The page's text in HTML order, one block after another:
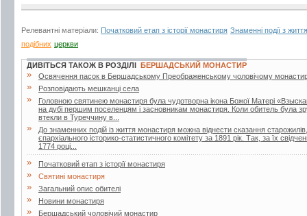
Релевантні матеріали: Початковий етап з історії монастиря Знаменні події з
подібних церкви
ДИВІТЬСЯ ТАКОЖ В РОЗДІЛІ БЕРШАДСЬКИЙ МОНАСТИР
» Освячення пасок в Бершадському Преображенському чоловічому
» Розповідають мешканці села
»
Головною святинею монастиря була чудотворна ікона Божої Матері
на дубі першим поселенцям і засновникам монастиря. Коли обитель була
втекли в Туреччину в...
»
До знаменних подій із життя монастиря можна віднести сказання
єпархіального історико-статистичного комітету за 1891 рік. Так, за їх
1774 році...
» Початковий етап з історії монастиря
» Святині монастиря
» Загальний опис обителі
» Новини монастиря
»
Бершадський чоловічий монастир